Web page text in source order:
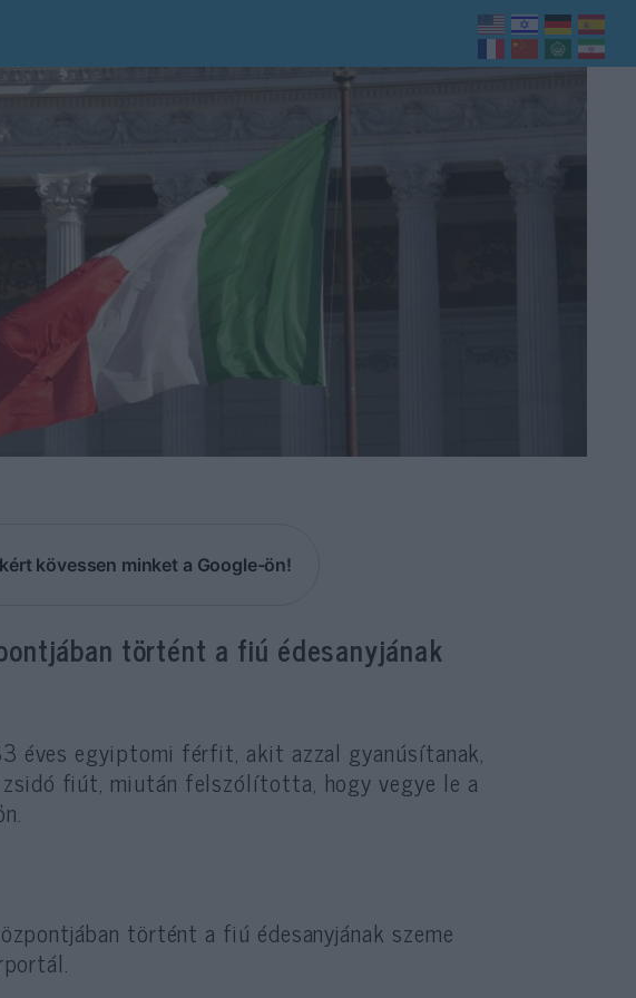
kövessen minket a Google-ön!
történt a fiú édesanyjának
éves egyiptomi férfit, akit azzal gyanúsítanak,
fiút, miután felszólította, hogy vegye le a
történt a fiú édesanyjának szeme